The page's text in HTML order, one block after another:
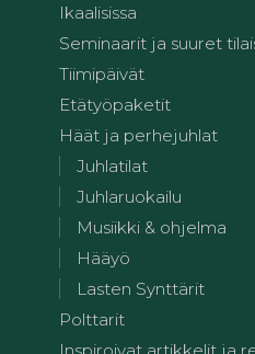
Ikaalisissa
Seminaarit ja suuret
Tiimipäivät
Etätyöpaketit
Häät ja perhejuhlat
Juhlatilat
Juhlaruokailu
Musiikki & ohjelma
Hääyö
Lasten Synttärit
Polttarit